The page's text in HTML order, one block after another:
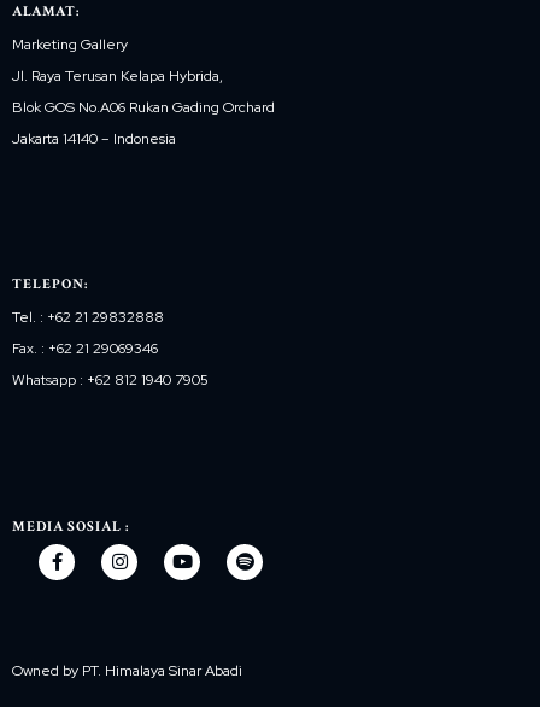
ALAMAT:
Marketing Gallery
Jl. Raya Terusan Kelapa Hybrida,
Blok GOS No.A06 Rukan Gading Orchard
Jakarta 14140 – Indonesia
TELEPON:
Tel. : +62 21 29832888
Fax. : +62 21 29069346
Whatsapp : +62 812 1940 7905
MEDIA SOSIAL :
Owned by PT. Himalaya Sinar Abadi